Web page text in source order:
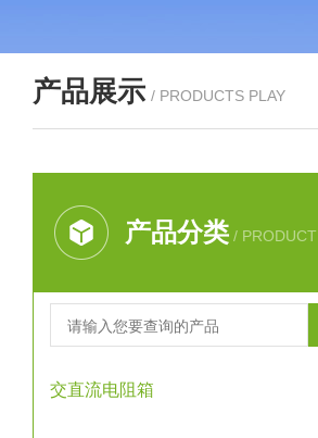
产品展示 / PRODUCTS PLAY
产品分类 / PRODUCT
交直流电阻箱